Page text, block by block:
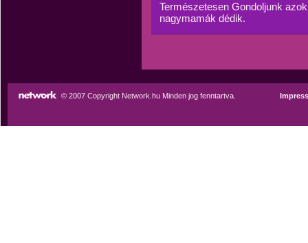
Természetesen Gondoljunk
nagymamák dédik.
© 2007 Copyright Network.hu Minden jog fenntartva.